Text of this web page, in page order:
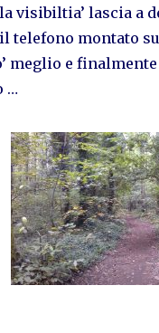
visibiltia’ lascia a
telefono montato
meglio e
…